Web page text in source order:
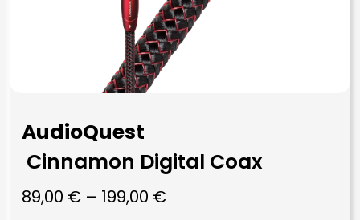
AudioQuest
Cinnamon Digital Coax
89,00 € – 199,00 €